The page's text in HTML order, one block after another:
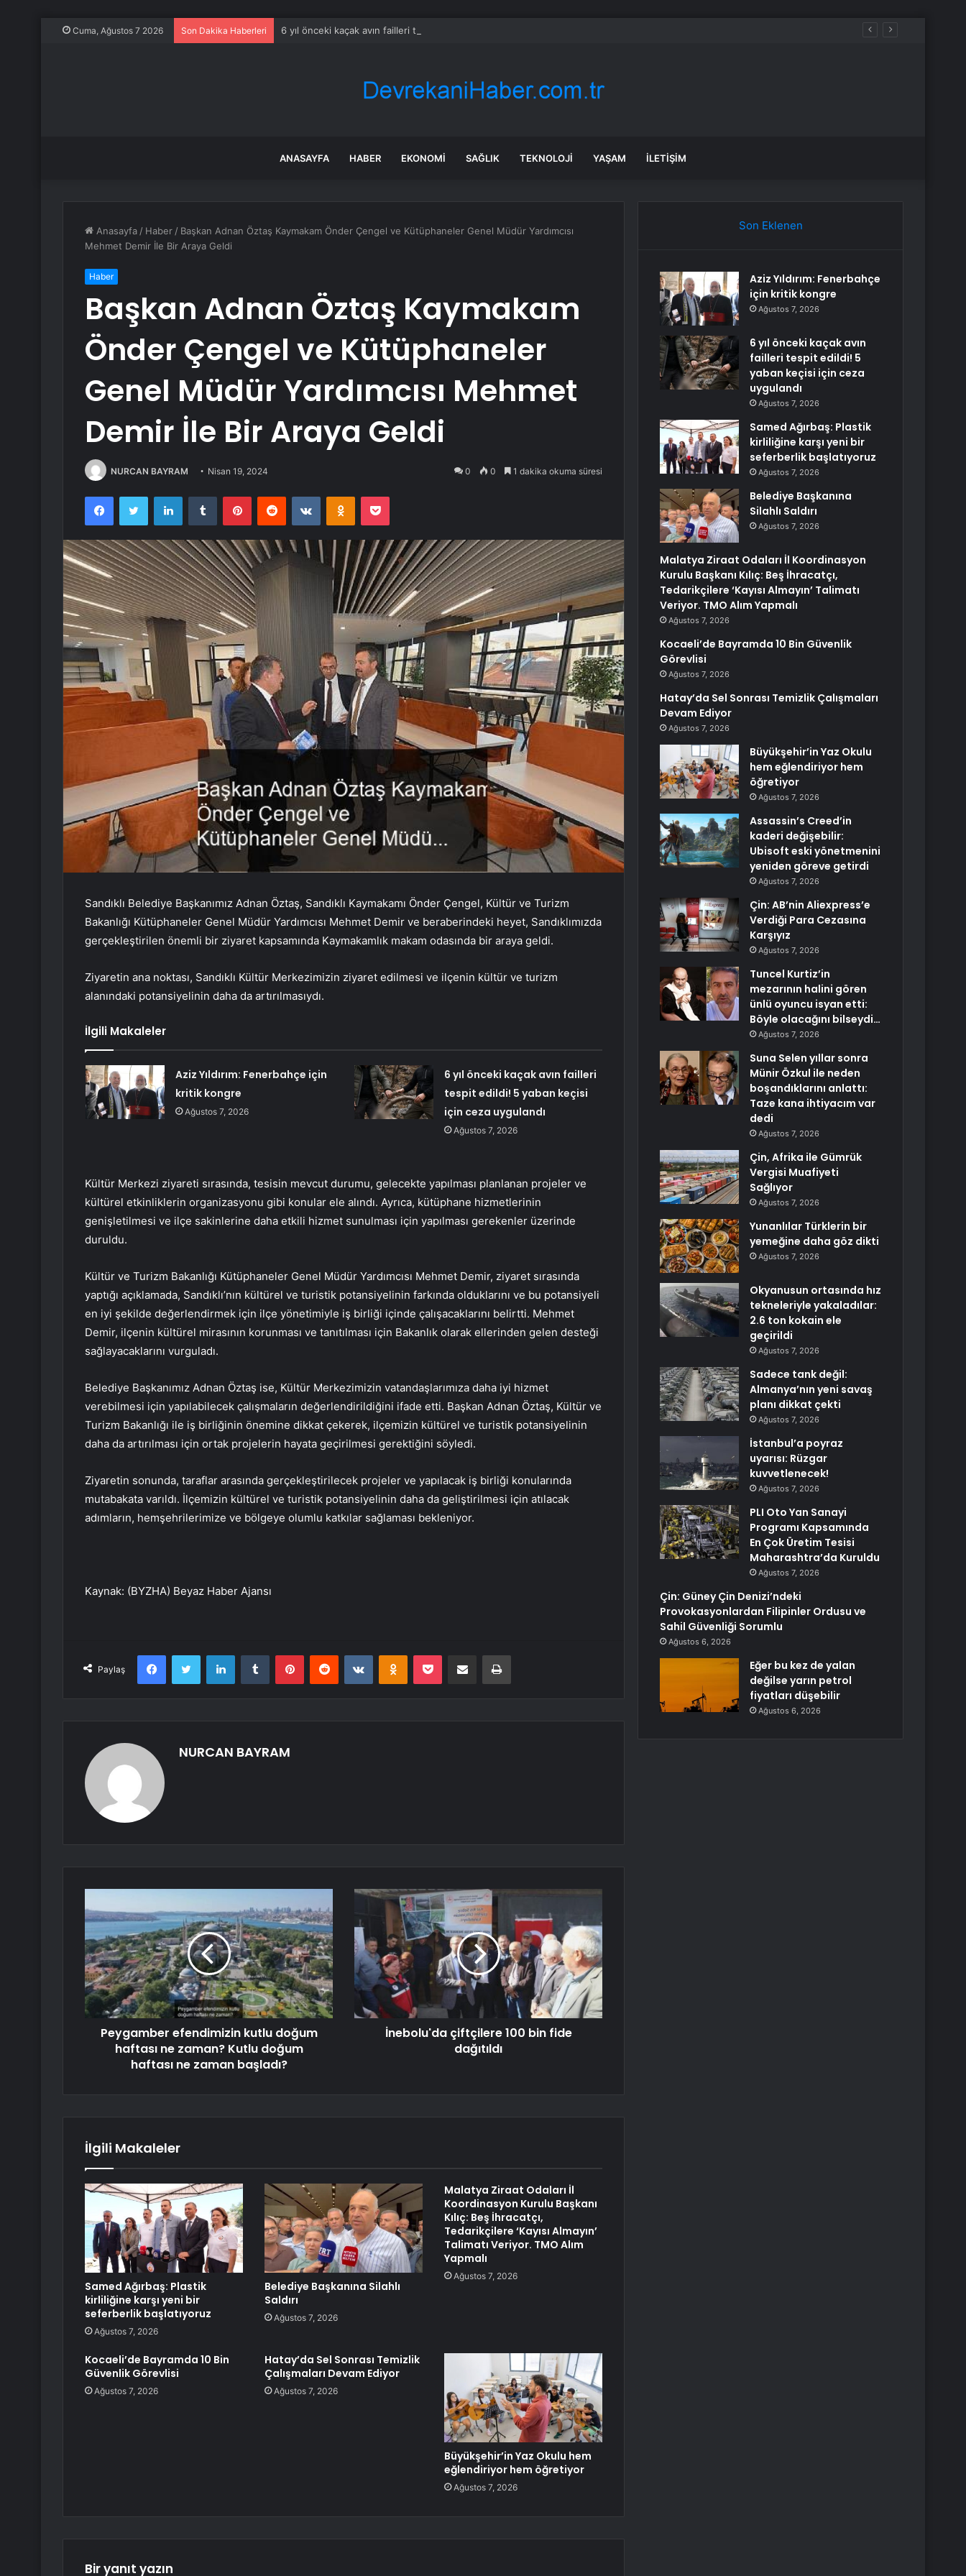
Cuma, Ağustos 7 2026 Son Dakika Haberleri 6 yıl önceki kaçak avın failleri tespit edildi! 5 yaban keçisi için ceza uygulandı
ANASAYFA HABER EKONOMI SAĞLIK TEKNOLOJI YAŞAM İLETIŞIM
Anasayfa / Haber / Başkan Adnan Öztaş Kaymakam Önder Çengel ve Kütüphaneler Genel Müdür Yardımcısı
Mehmet Demir İle Bir Araya Geldi
Haber
Başkan Adnan Öztaş Kaymakam
Önder Çengel ve Kütüphaneler
Genel Müdür Yardımcısı Mehmet
Demir İle Bir Araya Geldi
NURCAN BAYRAM Nisan 19, 2024 0 0 1 dakika okuma süresi
FacebookTwitter LinkedInTumblr PinterestReddit VKontakteOdnoklassniki
Pocket
Sandıklı Belediye Başkanımız Adnan Öztaş, Sandıklı Kaymakamı Önder Çengel, Kültür ve Turizm
Bakanlığı Kütüphaneler Genel Müdür Yardımcısı Mehmet Demir ve beraberindeki heyet, Sandıklımızda
gerçekleştirilen önemli bir ziyaret kapsamında Kaymakamlık makam odasında bir araya geldi.
Ziyaretin ana noktası, Sandıklı Kültür Merkezimizin ziyaret edilmesi ve ilçenin kültür ve turizm
alanındaki potansiyelinin daha da artırılmasıydı.
İlgili Makaleler
Aziz Yıldırım: Fenerbahçe için
kritik kongre
Ağustos 7, 2026
6 yıl önceki kaçak avın failleri
tespit edildi! 5 yaban keçisi
için ceza uygulandı
Ağustos 7, 2026
Kültür Merkezi ziyareti sırasında, tesisin mevcut durumu, gelecekte yapılması planlanan projeler ve
kültürel etkinliklerin organizasyonu gibi konular ele alındı. Ayrıca, kütüphane hizmetlerinin
genişletilmesi ve ilçe sakinlerine daha etkili hizmet sunulması için yapılması gerekenler üzerinde
duruldu.
Kültür ve Turizm Bakanlığı Kütüphaneler Genel Müdür Yardımcısı Mehmet Demir, ziyaret sırasında
yaptığı açıklamada, Sandıklı’nın kültürel ve turistik potansiyelinin farkında olduklarını ve bu potansiyeli
en iyi şekilde değerlendirmek için ilçe yönetimiyle iş birliği içinde çalışacaklarını belirtti. Mehmet
Demir, ilçenin kültürel mirasının korunması ve tanıtılması için Bakanlık olarak ellerinden gelen desteği
sağlayacaklarını vurguladı.
Belediye Başkanımız Adnan Öztaş ise, Kültür Merkezimizin vatandaşlarımıza daha iyi hizmet
verebilmesi için yapılabilecek çalışmaların değerlendirildiğini ifade etti. Başkan Adnan Öztaş, Kültür ve
Turizm Bakanlığı ile iş birliğinin önemine dikkat çekerek, ilçemizin kültürel ve turistik potansiyelinin
daha da artırılması için ortak projelerin hayata geçirilmesi gerektiğini söyledi.
Ziyaretin sonunda, taraflar arasında gerçekleştirilecek projeler ve yapılacak iş birliği konularında
mutabakata varıldı. İlçemizin kültürel ve turistik potansiyelinin daha da geliştirilmesi için atılacak
adımların, hemşehrilerimize ve bölgeye olumlu katkılar sağlaması bekleniyor.
Kaynak: (BYZHA) Beyaz Haber Ajansı
Paylaş
FacebookTwitter LinkedInTumblr PinterestReddit VKontakteOdnoklassniki
Pocket E-Posta ile paylaş Yazdır
NURCAN BAYRAM
Peygamber efendimizin kutlu doğum
haftası ne zaman? Kutlu doğum
haftası ne zaman başladı?
İnebolu'da çiftçilere 100 bin fide
dağıtıldı
İlgili Makaleler
Samed Ağırbaş: Plastik
kirliliğine karşı yeni bir
seferberlik başlatıyoruz
Ağustos 7, 2026
Belediye Başkanına Silahlı
Saldırı
Ağustos 7, 2026
Malatya Ziraat Odaları İl
Koordinasyon Kurulu Başkanı
Kılıç: Beş İhracatçı,
Tedarikçilere ‘Kayısı Almayın’
Talimatı Veriyor. TMO Alım
Yapmalı
Ağustos 7, 2026
Kocaeli’de Bayramda 10 Bin
Güvenlik Görevlisi
Ağustos 7, 2026
Hatay’da Sel Sonrası Temizlik
Çalışmaları Devam Ediyor
Ağustos 7, 2026
Büyükşehir’in Yaz Okulu hem
eğlendiriyor hem öğretiyor
Ağustos 7, 2026
Bir yanıt yazın
Son Eklenen
Aziz Yıldırım: Fenerbahçe
için kritik kongre
Ağustos 7, 2026
6 yıl önceki kaçak avın
failleri tespit edildi! 5
yaban keçisi için ceza
uygulandı
Ağustos 7, 2026
Samed Ağırbaş: Plastik
kirliliğine karşı yeni bir
seferberlik başlatıyoruz
Ağustos 7, 2026
Belediye Başkanına
Silahlı Saldırı
Ağustos 7, 2026
Malatya Ziraat Odaları İl Koordinasyon
Kurulu Başkanı Kılıç: Beş İhracatçı,
Tedarikçilere ‘Kayısı Almayın’ Talimatı
Veriyor. TMO Alım Yapmalı
Ağustos 7, 2026
Kocaeli’de Bayramda 10 Bin Güvenlik
Görevlisi
Ağustos 7, 2026
Hatay’da Sel Sonrası Temizlik Çalışmaları
Devam Ediyor
Ağustos 7, 2026
Büyükşehir’in Yaz Okulu
hem eğlendiriyor hem
öğretiyor
Ağustos 7, 2026
Assassin’s Creed’in
kaderi değişebilir:
Ubisoft eski yönetmenini
yeniden göreve getirdi
Ağustos 7, 2026
Çin: AB’nin Aliexpress’e
Verdiği Para Cezasına
Karşıyız
Ağustos 7, 2026
Tuncel Kurtiz’in
mezarının halini gören
ünlü oyuncu isyan etti:
Böyle olacağını bilseydi…
Ağustos 7, 2026
Suna Selen yıllar sonra
Münir Özkul ile neden
boşandıklarını anlattı:
Taze kana ihtiyacım var
dedi
Ağustos 7, 2026
Çin, Afrika ile Gümrük
Vergisi Muafiyeti
Sağlıyor
Ağustos 7, 2026
Yunanlılar Türklerin bir
yemeğine daha göz dikti
Ağustos 7, 2026
Okyanusun ortasında hız
tekneleriyle yakaladılar:
2.6 ton kokain ele
geçirildi
Ağustos 7, 2026
Sadece tank değil:
Almanya’nın yeni savaş
planı dikkat çekti
Ağustos 7, 2026
İstanbul’a poyraz
uyarısı: Rüzgar
kuvvetlenecek!
Ağustos 7, 2026
PLI Oto Yan Sanayi
Programı Kapsamında
En Çok Üretim Tesisi
Maharashtra’da Kuruldu
Ağustos 7, 2026
Çin: Güney Çin Denizi’ndeki
Provokasyonlardan Filipinler Ordusu ve
Sahil Güvenliği Sorumlu
Ağustos 6, 2026
Eğer bu kez de yalan
değilse yarın petrol
fiyatları düşebilir
Ağustos 6, 2026